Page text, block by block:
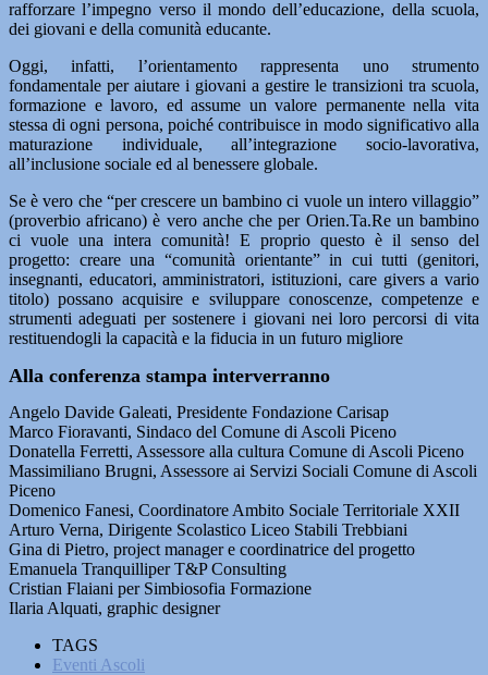
rafforzare l’impegno verso il mondo dell’educazione, della scuola,
dei giovani e della comunità educante.
Oggi, infatti, l’orientamento rappresenta uno strumento
fondamentale per aiutare i giovani a gestire le transizioni tra scuola,
formazione e lavoro, ed assume un valore permanente nella vita
stessa di ogni persona, poiché contribuisce in modo significativo alla
maturazione individuale, all’integrazione socio-lavorativa,
all’inclusione sociale ed al benessere globale.
Se è vero che “per crescere un bambino ci vuole un intero villaggio”
(proverbio africano) è vero anche che per Orien.Ta.Re un bambino
ci vuole una intera comunità! E proprio questo è il senso del
progetto: creare una “comunità orientante” in cui tutti (genitori,
insegnanti, educatori, amministratori, istituzioni, care givers a vario
titolo) possano acquisire e sviluppare conoscenze, competenze e
strumenti adeguati per sostenere i giovani nei loro percorsi di vita
restituendogli la capacità e la fiducia in un futuro migliore
Alla conferenza stampa interverranno
Angelo Davide Galeati, Presidente Fondazione Carisap
Marco Fioravanti, Sindaco del Comune di Ascoli Piceno
Donatella Ferretti, Assessore alla cultura Comune di Ascoli Piceno
Massimiliano Brugni, Assessore ai Servizi Sociali Comune di Ascoli
Piceno
Domenico Fanesi, Coordinatore Ambito Sociale Territoriale XXII
Arturo Verna, Dirigente Scolastico Liceo Stabili Trebbiani
Gina di Pietro, project manager e coordinatrice del progetto
Emanuela Tranquilliper T&P Consulting
Cristian Flaiani per Simbiosofia Formazione
Ilaria Alquati, graphic designer
TAGS
Eventi Ascoli